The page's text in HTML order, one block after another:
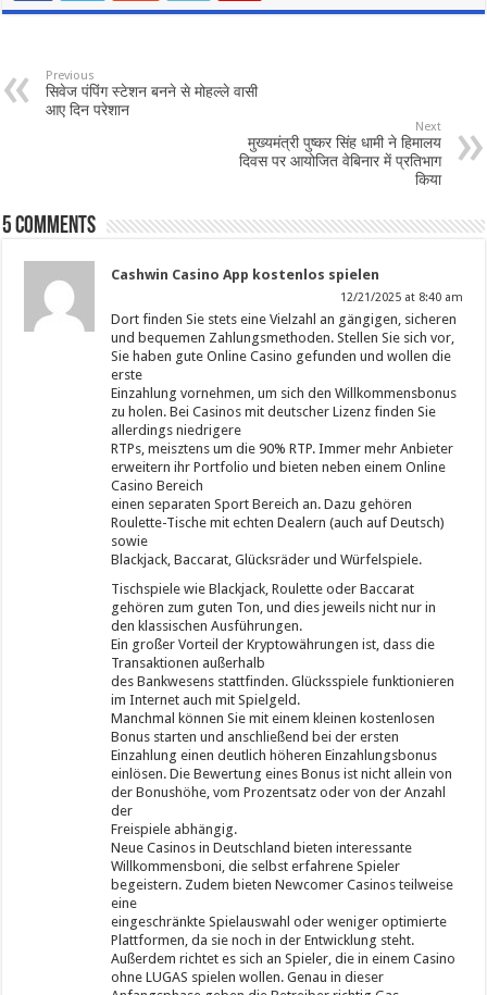
Previous
सिवेज पंपिंग स्टेशन बनने से मोहल्ले वासी
आए दिन परेशान
Next
मुख्यमंत्री पुष्कर सिंह धामी ने हिमालय
दिवस पर आयोजित वेबिनार में प्रतिभाग
किया
5 comments
Cashwin Casino App kostenlos spielen
12/21/2025 at 8:40 am
Dort finden Sie stets eine Vielzahl an gängigen, sicheren
und bequemen Zahlungsmethoden. Stellen Sie sich vor,
Sie haben gute Online Casino gefunden und wollen die
erste
Einzahlung vornehmen, um sich den Willkommensbonus
zu holen. Bei Casinos mit deutscher Lizenz finden Sie
allerdings niedrigere
RTPs, meisztens um die 90% RTP. Immer mehr Anbieter
erweitern ihr Portfolio und bieten neben einem Online
Casino Bereich
einen separaten Sport Bereich an. Dazu gehören
Roulette-Tische mit echten Dealern (auch auf Deutsch)
sowie
Blackjack, Baccarat, Glücksräder und Würfelspiele.
Tischspiele wie Blackjack, Roulette oder Baccarat
gehören zum guten Ton, und dies jeweils nicht nur in
den klassischen Ausführungen.
Ein großer Vorteil der Kryptowährungen ist, dass die
Transaktionen außerhalb
des Bankwesens stattfinden. Glücksspiele funktionieren
im Internet auch mit Spielgeld.
Manchmal können Sie mit einem kleinen kostenlosen
Bonus starten und anschließend bei der ersten
Einzahlung einen deutlich höheren Einzahlungsbonus
einlösen. Die Bewertung eines Bonus ist nicht allein von
der Bonushöhe, vom Prozentsatz oder von der Anzahl
der
Freispiele abhängig.
Neue Casinos in Deutschland bieten interessante
Willkommensboni, die selbst erfahrene Spieler
begeistern. Zudem bieten Newcomer Casinos teilweise
eine
eingeschränkte Spielauswahl oder weniger optimierte
Plattformen, da sie noch in der Entwicklung steht.
Außerdem richtet es sich an Spieler, die in einem Casino
ohne LUGAS spielen wollen. Genau in dieser